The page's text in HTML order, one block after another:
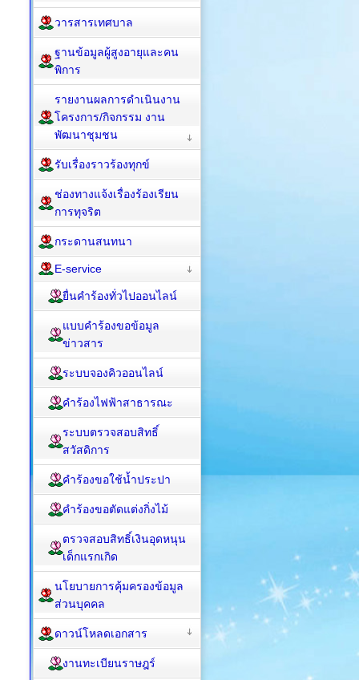
วารสารเทศบาล
ฐานข้อมูลผู้สูงอายุและคน
พิการ
รายงานผลการดำเนินงาน
โครงการ/กิจกรรม งาน
พัฒนาชุมชน
รับเรื่องราวร้องทุกข์
ช่องทางแจ้งเรื่องร้องเรียน
การทุจริต
กระดานสนทนา
E-service
ยื่นคำร้องทั่วไปออนไลน์
แบบคำร้องขอข้อมูล
ข่าวสาร
ระบบจองคิวออนไลน์
คำร้องไฟฟ้าสาธารณะ
ระบบตรวจสอบสิทธิ์
สวัสดิการ
คำร้องขอใช้น้ำประปา
คำร้องขอตัดแต่งกิ่งไม้
ตรวจสอบสิทธิ์เงินอุดหนุน
เด็กแรกเกิด
นโยบายการคุ้มครองข้อมูล
ส่วนบุคคล
ดาวน์โหลดเอกสาร
งานทะเบียนราษฎร์